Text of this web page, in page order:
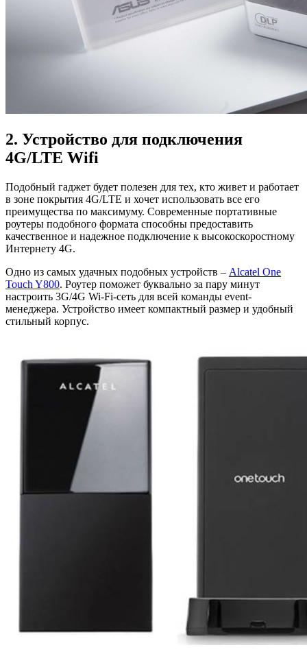
2. Устройство для подключения
4G/LTE Wifi
Подобный гаджет будет полезен для тех, кто живет и работает
в зоне покрытия 4G/LTE и хочет использовать все его
преимущества по максимуму. Современные портативные
роутеры подобного формата способны предоставить
качественное и надежное подключение к высокоскоростному
Интернету 4G.
Одно из самых удачных подобных устройств – Alcatel One
Touch Y800. Роутер поможет буквально за пару минут
настроить 3G/4G Wi-Fi-сеть для всей команды еvent-
менеджера. Устройство имеет компактный размер и удобный
стильный корпус.